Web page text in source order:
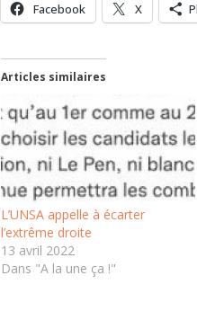
Facebook X
Articles similaires
L’UNSA appelle à écarter
l’extrême droite
13 avril 2022
Dans "A la une ça !"